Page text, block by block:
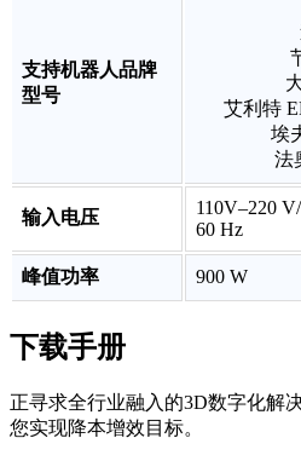
支持机器人品牌
型号
艾利特
埃
法
输入电压
110V–220
60 Hz
峰值功率 900 W
下载手册
正寻求全行业融入的3D数字化解
您实现降本增效目标。